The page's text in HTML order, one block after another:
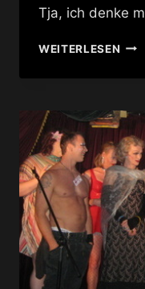
Tja, ich denke
WEITERLESEN